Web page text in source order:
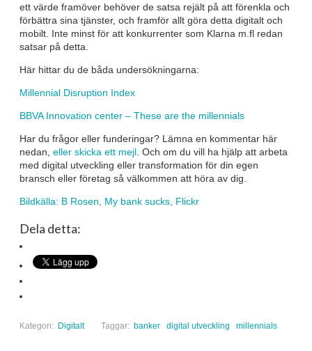
ett värde framöver behöver de satsa rejält på att förenkla och
förbättra sina tjänster, och framför allt göra detta digitalt och
mobilt. Inte minst för att konkurrenter som Klarna m.fl redan
satsar på detta.
Här hittar du de båda undersökningarna:
Millennial Disruption Index
BBVA Innovation center – These are the millennials
Har du frågor eller funderingar? Lämna en kommentar här
nedan, eller skicka ett mejl . Och om du vill ha hjälp att arbeta
med digital utveckling eller transformation för din egen
bransch eller företag så välkommen att höra av dig.
Bildkälla: B Rosen, My bank sucks, Flickr
Dela detta:
Kategori: Digitalt Taggar: banker digital utveckling millennials